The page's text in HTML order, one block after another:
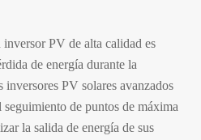
inversor PV de alta calidad es
de energía durante la
PV solares avanzados
de puntos de máxima
la salida de energía de sus